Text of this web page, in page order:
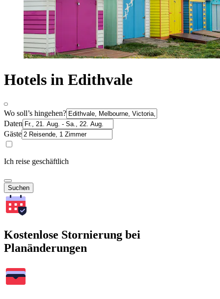
Hotels in Edithvale
Wo soll’s hingehen?
Daten
Gäste
Ich reise geschäftlich
Suchen
Kostenlose Stornierung bei
Planänderungen